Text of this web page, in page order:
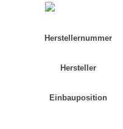
Herstellernummer
Hersteller
Einbauposition